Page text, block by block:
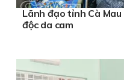
Lãnh đạo tỉnh Cà
độc da cam